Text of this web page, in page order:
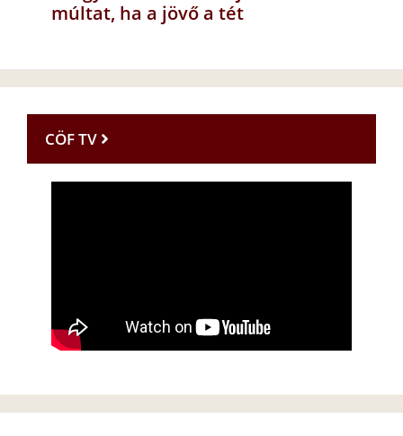
múltat, ha a jövő a tét
CÖF TV